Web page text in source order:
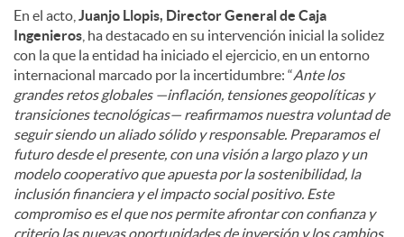
En el acto, Juanjo Llopis, Director General de Caja
Ingenieros , ha destacado en su intervención inicial la solidez
con la que la entidad ha iniciado el ejercicio, en un entorno
internacional marcado por la incertidumbre: “Ante los
grandes retos globales —inflación, tensiones geopolíticas y
transiciones tecnológicas— reafirmamos nuestra voluntad de
seguir siendo un aliado sólido y responsable. Preparamos el
futuro desde el presente, con una visión a largo plazo y un
modelo cooperativo que apuesta por la sostenibilidad, la
inclusión financiera y el impacto social positivo. Este
compromiso es el que nos permite afrontar con confianza y
criterio las nuevas oportunidades de inversión y los cambios